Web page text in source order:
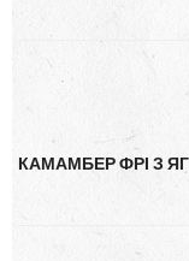
КАМАМБЕР ФРІ З